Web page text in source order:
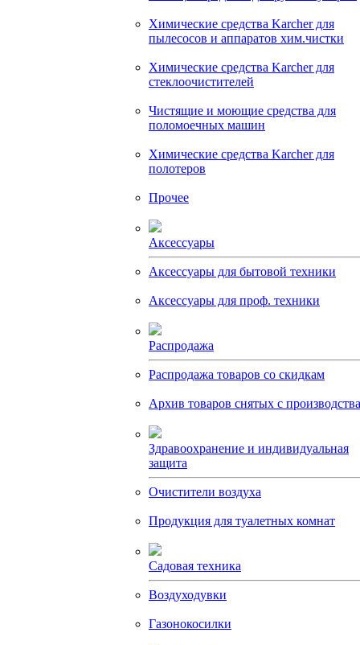
Химические средства Karcher для
пылесосов и аппаратов хим.чистки
Химические средства Karcher для
стеклоочистителей
Чистящие и моющие средства для
поломоечных машин
Химические средства Karcher для
полотеров
Прочее
Аксессуары
Аксессуары для бытовой техники
Аксессуары для проф. техники
Распродажа
Распродажа товаров со скидкам
Архив товаров снятых с производства
Здравоохранение и индивидуальная
защита
Очистители воздуха
Продукция для туалетных комнат
Садовая техника
Воздуходувки
Газонокосилки